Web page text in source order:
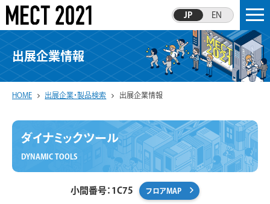
JP EN
出展企業情報
HOME 出展企業・製品検索 出展企業情報
ダイナミックツール
DYNAMIC TOOLS
小間番号：1C75 フロアMAP